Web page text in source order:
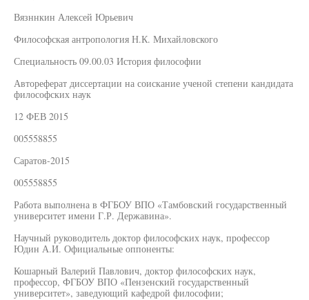
Вязннкин Алексей Юрьевич
Философская антропология Н.К. Михайловского
Специальность 09.00.03 История философии
Автореферат диссертации на соискание ученой степени кандидата
философских наук
12 ФЕВ 2015
005558855
Саратов-2015
005558855
Работа выполнена в ФГБОУ ВПО «Тамбовский государственный
университет имени Г.Р. Державина».
Научный руководитель доктор философских наук, профессор
Юдин А.И. Официальные оппоненты:
Кошарный Валерий Павлович, доктор философских наук,
профессор, ФГБОУ ВПО «Пензенский государственный
университет», заведующий кафедрой философии;